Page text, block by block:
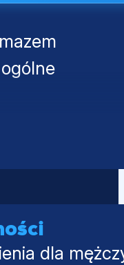
dla